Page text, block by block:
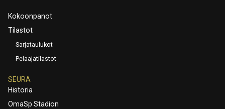
Kokoonpanot
Tilastot
Sarjataulukot
Pelaajatilastot
SEURA
Historia
OmaSp Stadion